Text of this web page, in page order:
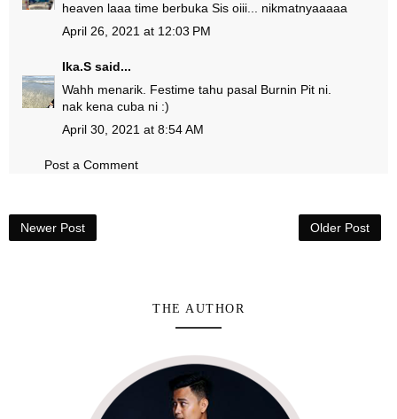
heaven laaa time berbuka Sis oiii... nikmatnyaaaaa
April 26, 2021 at 12:03 PM
Ika.S said...
Wahh menarik. Festime tahu pasal Burnin Pit ni.
nak kena cuba ni :)
April 30, 2021 at 8:54 AM
Post a Comment
Newer Post Older Post
THE AUTHOR